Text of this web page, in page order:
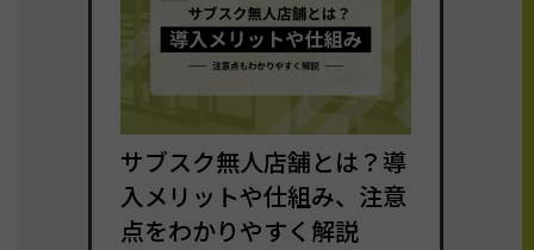
サブスク無人店舗とは？導
入メリットや仕組み、注意
点をわかりやすく解説